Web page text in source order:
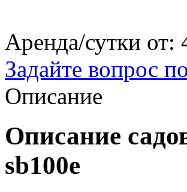
Аренда/сутки от:
Задайте вопрос
Описание
Описание
sb100e